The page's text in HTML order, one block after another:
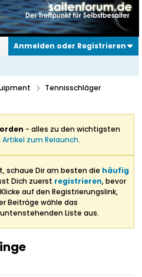
Anmelden oder Registrieren
Tennisschläger
- alles zu den wichtigsten
Artikel zum Relaunch.
schaue Dir am besten die häufig
Dich zuerst registrieren, bevor
auf den Registrierungslink,
Beiträge wähle das
Liste aus.